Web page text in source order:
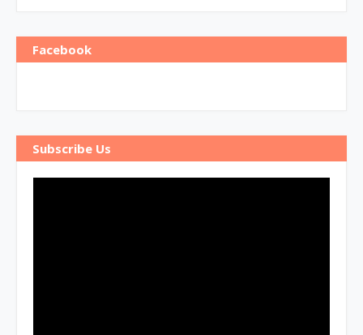
Facebook
Subscribe Us